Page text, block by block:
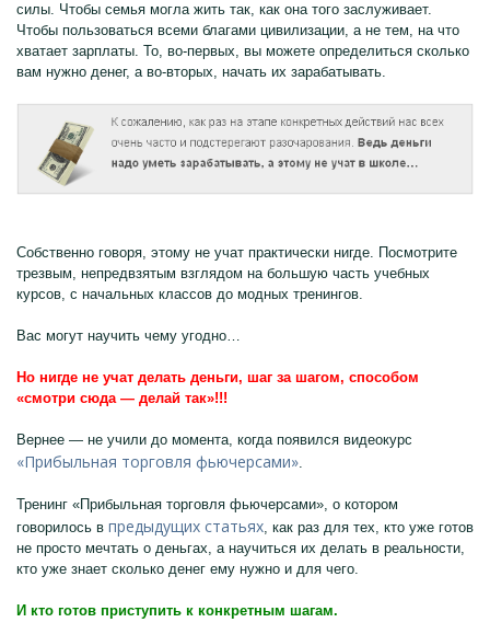
силы. Чтобы семья могла жить так, как она того заслуживает.
Чтобы пользоваться всеми благами цивилизации, а не тем, на что
хватает зарплаты. То, во-первых, вы можете определиться сколько
вам нужно денег, а во-вторых, начать их зарабатывать.
Собственно говоря, этому не учат практически нигде. Посмотрите
трезвым, непредвзятым взглядом на большую часть учебных
курсов, с начальных классов до модных тренингов.
Вас могут научить чему угодно…
Но нигде не учат делать деньги, шаг за шагом, способом
«смотри сюда — делай так»!!!
Вернее — не учили до момента, когда появился видеокурс
«Прибыльная торговля фьючерсами»
Тренинг «Прибыльная торговля фьючерсами», о котором
говорилось в предыдущих статьях , как раз для тех, кто уже готов
не просто мечтать о деньгах, а научиться их делать в реальности,
кто уже знает сколько денег ему нужно и для чего.
И кто готов приступить к конкретным шагам.